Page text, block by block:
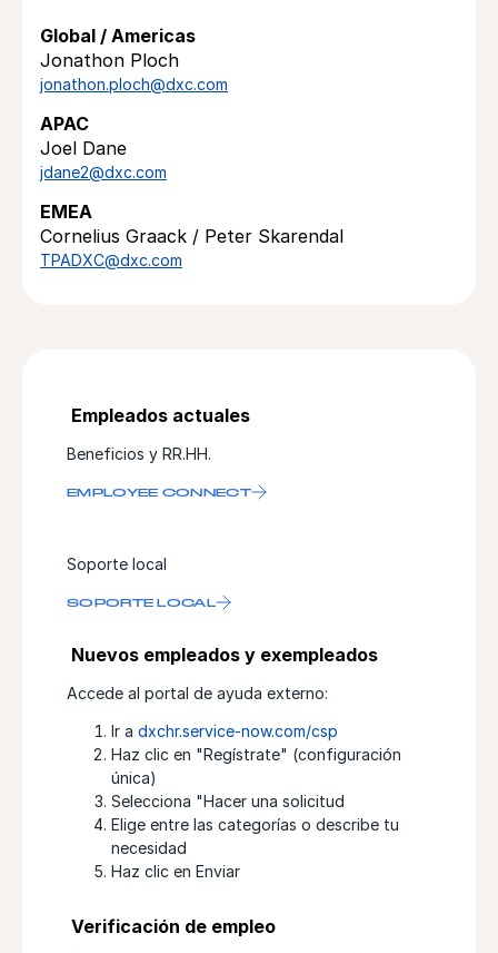
Global / Americas
Jonathon Ploch
jonathon.ploch@dxc.com
APAC
Joel Dane
jdane2@dxc.com
EMEA
Cornelius Graack / Peter Skarendal
TPADXC@dxc.com
Empleados actuales
Beneficios y RR.HH.
EMPLOYEE CONNECT
Soporte local
SOPORTE LOCAL
Nuevos empleados y exempleados
Accede al portal de ayuda externo:
Ir a dxchr.service-now.com/csp
Haz clic en "Regístrate" (configuración
única)
Selecciona "Hacer una solicitud
Elige entre las categorías o describe tu
necesidad
Haz clic en Enviar
Verificación de empleo